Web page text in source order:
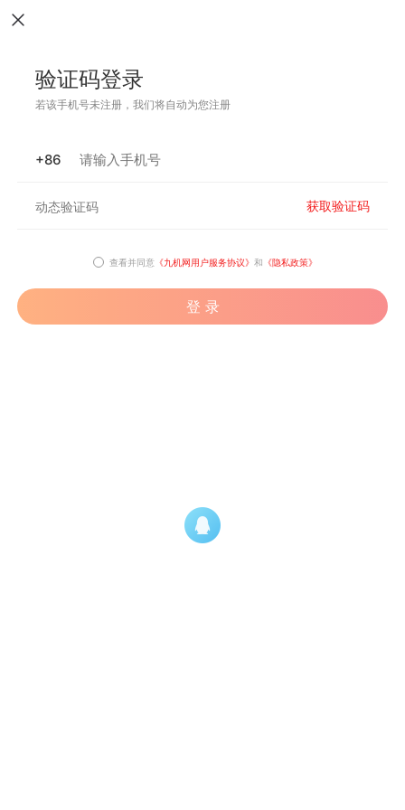
验证码登录
若该手机号未注册，我们将自动为您注册
+86
获取验证码
查看并同意 《九机网用户服务协议》 和 《隐私政策》
登 录